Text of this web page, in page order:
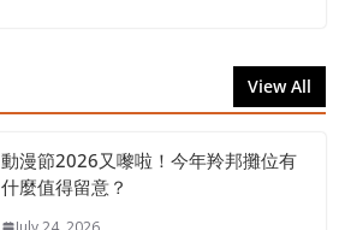
View All
動漫節2026又嚟啦！今年羚邦攤位有
什麼值得留意？